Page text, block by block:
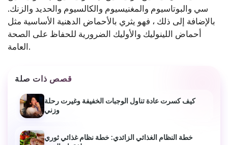
سي والبوتاسيوم والمغنيسيوم والكالسيوم والحديد والزنك.
بالإضافة إلى ذلك ، فهو يثري بالأحماض الدهنية الأساسية مثل
أحماض اللينوليك والأوليك الضرورية للحفاظ على الصحة
العامة.
قصص ذات صلة
كيف كسرت عادة تناول الوجبات الخفيفة وغيرت رحلة
وزني
خطة النظام الغذائي الزائدي: خطة نظام غذائي ثوري